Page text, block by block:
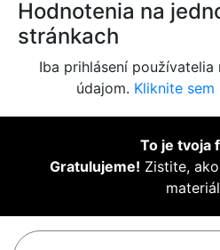
Hodnotenia na
stránkach
Iba prihlásení
údajom. Kliknite sem
To je tvoja
Gratulujeme! Zistite,